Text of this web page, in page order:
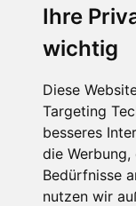
Ihre
wichtig
Diese
Targeting
besseres
die Werbung,
Bedürfnisse
nutzen wir
Auto heißt Auto: Wie
Fabian Steiner
Der großen